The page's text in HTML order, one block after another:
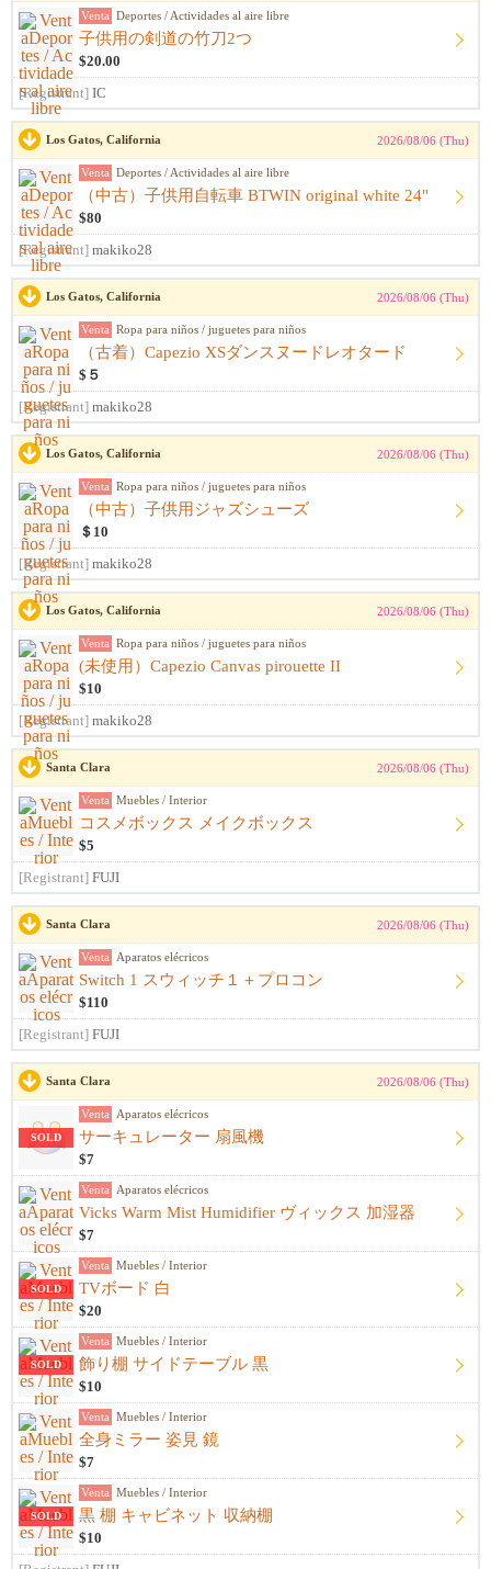
Venta Deportes / Actividades al aire libre
子供用の剣道の竹刀2つ
$20.00
[Registrant] IC
Los Gatos, California 2026/08/06 (Thu)
Venta Deportes / Actividades al aire libre
（中古）子供用自転車 BTWIN original white 24"
$80
[Registrant] makiko28
Los Gatos, California 2026/08/06 (Thu)
Venta Ropa para niños / juguetes para niños
（古着）Capezio XSダンスヌードレオタード
$５
[Registrant] makiko28
Los Gatos, California 2026/08/06 (Thu)
Venta Ropa para niños / juguetes para niños
（中古）子供用ジャズシューズ
＄10
[Registrant] makiko28
Los Gatos, California 2026/08/06 (Thu)
Venta Ropa para niños / juguetes para niños
(未使用）Capezio Canvas pirouette II
$10
[Registrant] makiko28
Santa Clara 2026/08/06 (Thu)
Venta Muebles / Interior
コスメボックス メイクボックス
$5
[Registrant] FUJI
Santa Clara 2026/08/06 (Thu)
Venta Aparatos elécricos
Switch 1 スウィッチ１＋プロコン
$110
[Registrant] FUJI
Santa Clara 2026/08/06 (Thu)
SOLD
Venta Aparatos elécricos
サーキュレーター 扇風機
$7
Venta Aparatos elécricos
Vicks Warm Mist Humidifier ヴィックス 加湿器
$7
SOLD
Venta Muebles / Interior
TVボード 白
$20
SOLD
Venta Muebles / Interior
飾り棚 サイドテーブル 黒
$10
Venta Muebles / Interior
全身ミラー 姿見 鏡
$7
SOLD
Venta Muebles / Interior
黒 棚 キャビネット 収納棚
$10